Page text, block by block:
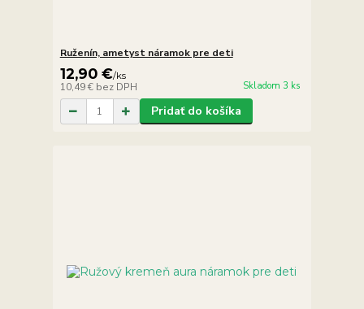
Ruženín, ametyst náramok pre deti
12,90 €/ks
10,49 € bez DPH Skladom 3 ks
Pridať do košíka